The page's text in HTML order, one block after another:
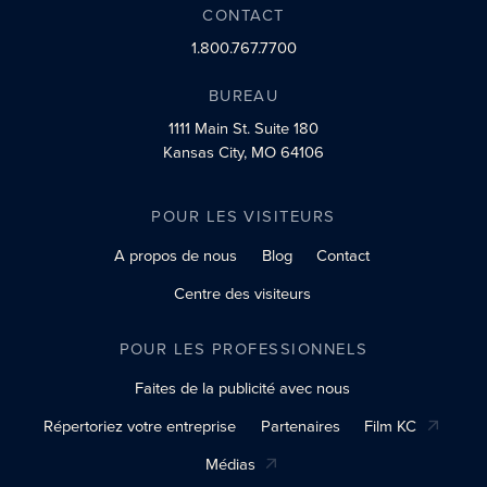
CONTACT
1.800.767.7700
BUREAU
1111 Main St.Suite 180
Kansas City, MO 64106
POUR LES VISITEURS
A propos de nous
Blog
Contact
Centre des visiteurs
POUR LES PROFESSIONNELS
Faites de la publicité avec nous
Répertoriez votre entreprise
Partenaires
Film KC
Médias